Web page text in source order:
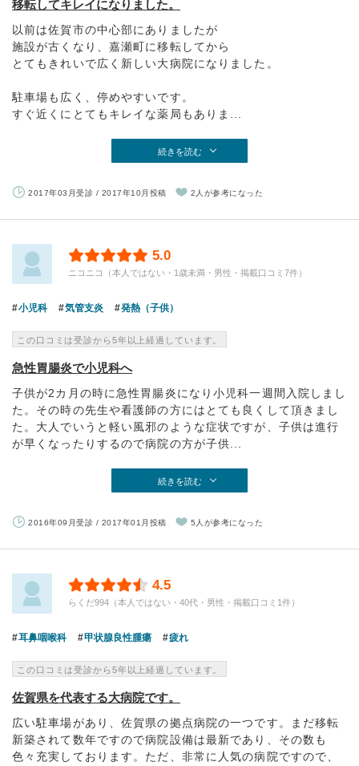
移転してキレイになりました。
以前は佐賀市の中心部にありましたが
施設が古くなり、嘉瀬町に移転してから
とてもきれいで広く新しい大病院になりました。
駐車場も広く、停めやすいです。
すぐ近くにとてもキレイな薬局もありま...
続きを読む
2017年03月受診 / 2017年10月投稿 2人が参考になった
5.0
ニコニコ（本人ではない・1歳未満・男性・掲載口コミ7件）
小児科 気管支炎 発熱（子供）
この口コミは受診から5年以上経過しています。
急性胃腸炎で小児科へ
子供が2カ月の時に急性胃腸炎になり小児科一週間入院しまし
た。その時の先生や看護師の方にはとても良くして頂きまし
た。大人でいうと軽い風邪のような症状ですが、子供は進行
が早くなったりするので病院の方が子供...
続きを読む
2016年09月受診 / 2017年01月投稿 5人が参考になった
4.5
らくだ994（本人ではない・40代・男性・掲載口コミ1件）
耳鼻咽喉科 甲状腺良性腫瘍 疲れ
この口コミは受診から5年以上経過しています。
佐賀県を代表する大病院です。
広い駐車場があり、佐賀県の拠点病院の一つです。まだ移転
新築されて数年ですので病院設備は最新であり、その数も
色々充実しております。ただ、非常に人気の病院ですので、